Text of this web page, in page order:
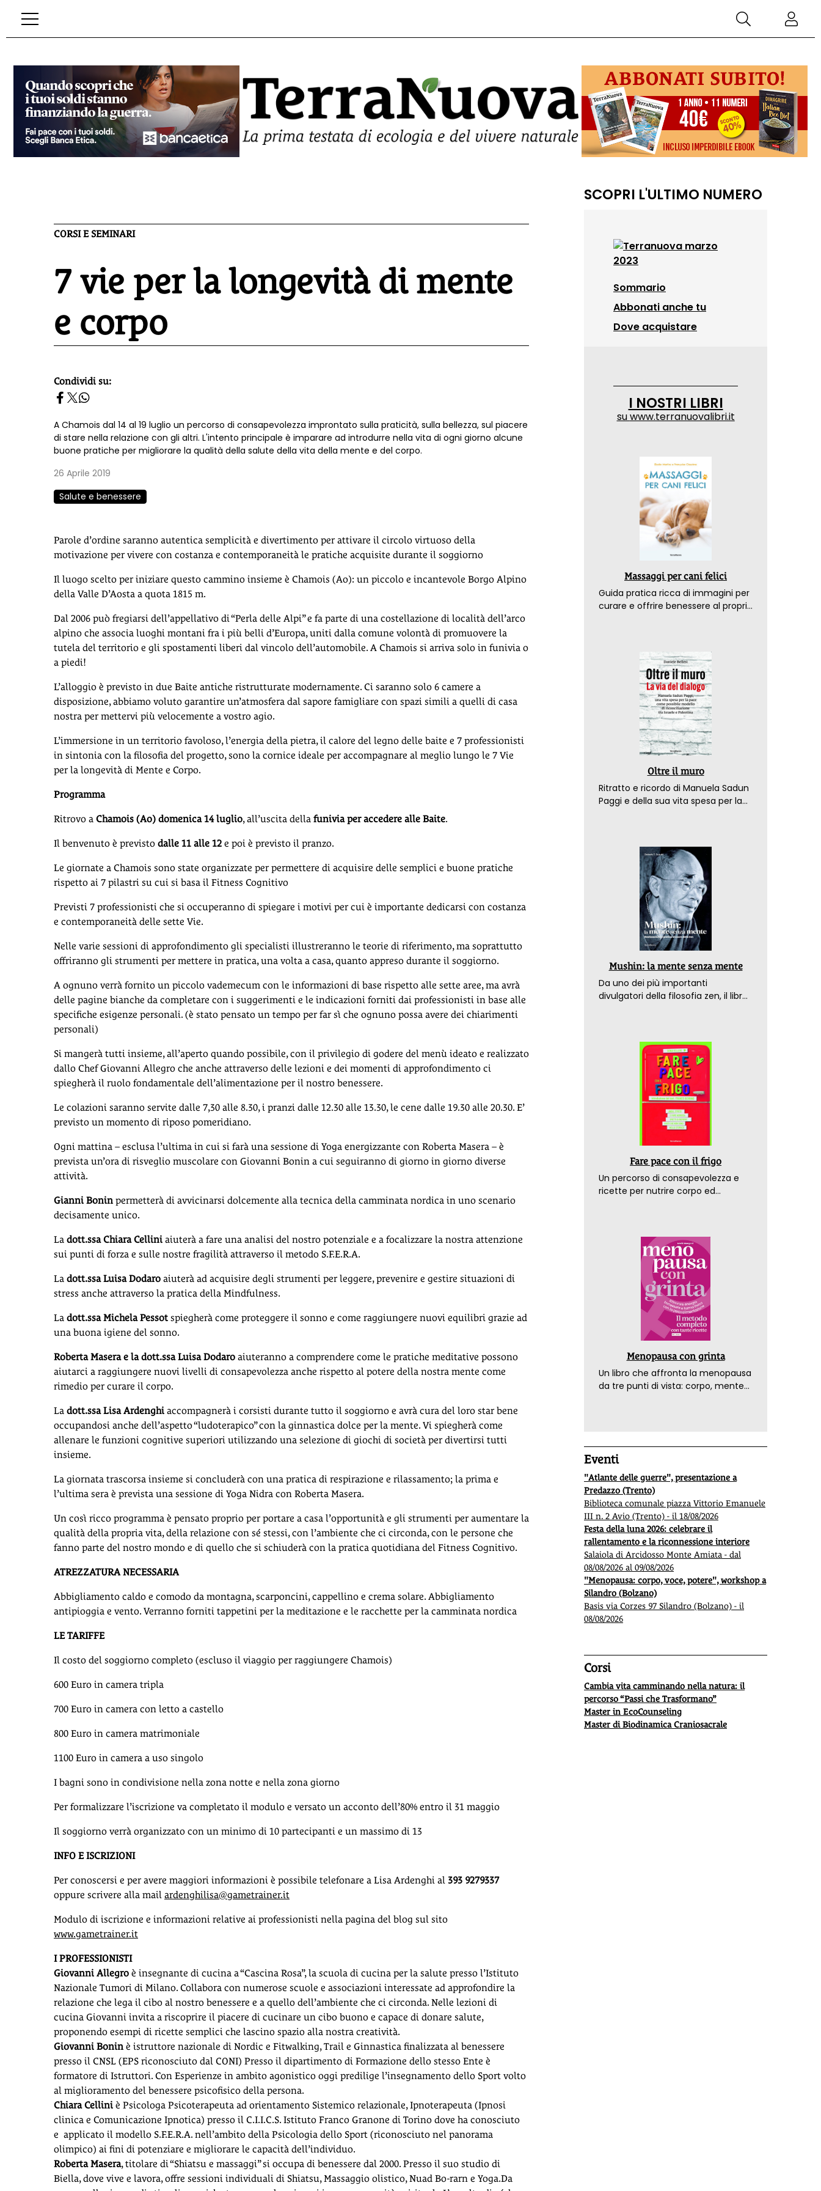
CORSI E SEMINARI
7 vie per la longevità di mente
e corpo
homepage h2
Condividi su:
A Chamois dal 14 al 19 luglio un percorso di consapevolezza improntato sulla praticità, sulla bellezza, sul piacere
di stare nella relazione con gli altri. L'intento principale è imparare ad introdurre nella vita di ogni giorno alcune
buone pratiche per migliorare la qualità della salute della vita della mente e del corpo.
26 Aprile 2019
Salute e benessere
Parole d’ordine saranno autentica semplicità e divertimento per attivare il circolo virtuoso della
motivazione per vivere con costanza e contemporaneità le pratiche acquisite durante il soggiorno
Il luogo scelto per iniziare questo cammino insieme è Chamois (Ao): un piccolo e incantevole Borgo Alpino
della Valle D’Aosta a quota 1815 m.
Dal 2006 può fregiarsi dell’appellativo di “Perla delle Alpi” e fa parte di una costellazione di località dell’arco
alpino che associa luoghi montani fra i più belli d’Europa, uniti dalla comune volontà di promuovere la
tutela del territorio e gli spostamenti liberi dal vincolo dell’automobile. A Chamois si arriva solo in funivia o
a piedi!
L’alloggio è previsto in due Baite antiche ristrutturate modernamente. Ci saranno solo 6 camere a
disposizione, abbiamo voluto garantire un’atmosfera dal sapore famigliare con spazi simili a quelli di casa
nostra per mettervi più velocemente a vostro agio.
L’immersione in un territorio favoloso, l’energia della pietra, il calore del legno delle baite e 7 professionisti
in sintonia con la filosofia del progetto, sono la cornice ideale per accompagnare al meglio lungo le 7 Vie
per la longevità di Mente e Corpo.
Programma
Ritrovo a Chamois (Ao) domenica 14 luglio, all’uscita della funivia per accedere alle Baite.
Il benvenuto è previsto dalle 11 alle 12 e poi è previsto il pranzo.
Le giornate a Chamois sono state organizzate per permettere di acquisire delle semplici e buone pratiche
rispetto ai 7 pilastri su cui si basa il Fitness Cognitivo
Previsti 7 professionisti che si occuperanno di spiegare i motivi per cui è importante dedicarsi con costanza
e contemporaneità delle sette Vie.
Nelle varie sessioni di approfondimento gli specialisti illustreranno le teorie di riferimento, ma soprattutto
offriranno gli strumenti per mettere in pratica, una volta a casa, quanto appreso durante il soggiorno.
A ognuno verrà fornito un piccolo vademecum con le informazioni di base rispetto alle sette aree, ma avrà
delle pagine bianche da completare con i suggerimenti e le indicazioni forniti dai professionisti in base alle
specifiche esigenze personali. (è stato pensato un tempo per far sì che ognuno possa avere dei chiarimenti
personali)
Si mangerà tutti insieme, all’aperto quando possibile, con il privilegio di godere del menù ideato e realizzato
dallo Chef Giovanni Allegro che anche attraverso delle lezioni e dei momenti di approfondimento ci
spiegherà il ruolo fondamentale dell’alimentazione per il nostro benessere.
Le colazioni saranno servite dalle 7,30 alle 8.30, i pranzi dalle 12.30 alle 13.30, le cene dalle 19.30 alle 20.30. E’
previsto un momento di riposo pomeridiano.
Ogni mattina – esclusa l’ultima in cui si farà una sessione di Yoga energizzante con Roberta Masera – è
prevista un’ora di risveglio muscolare con Giovanni Bonin a cui seguiranno di giorno in giorno diverse
attività.
Gianni Bonin permetterà di avvicinarsi dolcemente alla tecnica della camminata nordica in uno scenario
decisamente unico.
La dott.ssa Chiara Cellini aiuterà a fare una analisi del nostro potenziale e a focalizzare la nostra attenzione
sui punti di forza e sulle nostre fragilità attraverso il metodo S.F.E.R.A.
La dott.ssa Luisa Dodaro aiuterà ad acquisire degli strumenti per leggere, prevenire e gestire situazioni di
stress anche attraverso la pratica della Mindfulness.
La dott.ssa Michela Pessot spiegherà come proteggere il sonno e come raggiungere nuovi equilibri grazie ad
una buona igiene del sonno.
Roberta Masera e la dott.ssa Luisa Dodaro aiuteranno a comprendere come le pratiche meditative possono
aiutarci a raggiungere nuovi livelli di consapevolezza anche rispetto al potere della nostra mente come
rimedio per curare il corpo.
La dott.ssaLisa Ardenghi accompagnerà i corsisti durante tutto il soggiorno e avrà cura del loro star bene
occupandosi anche dell’aspetto “ludoterapico” con la ginnastica dolce per la mente. Vi spiegherà come
allenare le funzioni cognitive superiori utilizzando una selezione di giochi di società per divertirsi tutti
insieme.
La giornata trascorsa insieme si concluderà con una pratica di respirazione e rilassamento; la prima e
l’ultima sera è prevista una sessione di Yoga Nidra con Roberta Masera.
Un così ricco programma è pensato proprio per portare a casa l’opportunità e gli strumenti per aumentare la
qualità della propria vita, della relazione con sé stessi, con l’ambiente che ci circonda, con le persone che
fanno parte del nostro mondo e di quello che si schiuderà con la pratica quotidiana del Fitness Cognitivo.
ATREZZATURA NECESSARIA
Abbigliamento caldo e comodo da montagna, scarponcini, cappellino e crema solare. Abbigliamento
antipioggia e vento. Verranno forniti tappetini per la meditazione e le racchette per la camminata nordica
LE TARIFFE
Il costo del soggiorno completo (escluso il viaggio per raggiungere Chamois)
600 Euro in camera tripla
700 Euro in camera con letto a castello
800 Euro in camera matrimoniale
1100 Euro in camera a uso singolo
I bagni sono in condivisione nella zona notte e nella zona giorno
Per formalizzare l’iscrizione va completato il modulo e versato un acconto dell’80% entro il 31 maggio
Il soggiorno verrà organizzato con un minimo di 10 partecipanti e un massimo di 13
INFO E ISCRIZIONI
Per conoscersi e per avere maggiori informazioni è possibile telefonare a Lisa Ardenghi al 393 9279337
oppure scrivere alla mail ardenghilisa@gametrainer.it
Modulo di iscrizione e informazioni relative ai professionisti nella pagina del blog sul sito
www.gametrainer.it
I PROFESSIONISTI
Giovanni Allegro è insegnante di cucina a “Cascina Rosa”, la scuola di cucina per la salute presso l’Istituto
Nazionale Tumori di Milano. Collabora con numerose scuole e associazioni interessate ad approfondire la
relazione che lega il cibo al nostro benessere e a quello dell’ambiente che ci circonda. Nelle lezioni di
cucina Giovanni invita a riscoprire il piacere di cucinare un cibo buono e capace di donare salute,
proponendo esempi di ricette semplici che lascino spazio alla nostra creatività.
Giovanni Bonin è istruttore nazionale di Nordic e Fitwalking, Trail e Ginnastica finalizzata al benessere
presso il CNSL (EPS riconosciuto dal CONI) Presso il dipartimento di Formazione dello stesso Ente è
formatore di Istruttori. Con Esperienze in ambito agonistico oggi predilige l’insegnamento dello Sport volto
al miglioramento del benessere psicofisico della persona.
Chiara Cellini è Psicologa Psicoterapeuta ad orientamento Sistemico relazionale, Ipnoterapeuta (Ipnosi
clinica e Comunicazione Ipnotica) presso il C.I.I.C.S. Istituto Franco Granone di Torino dove ha conosciuto
e applicato il modello S.F.E.R.A. nell’ambito della Psicologia dello Sport (riconosciuto nel panorama
olimpico) ai fini di potenziare e migliorare le capacità dell’individuo.
Roberta Masera, titolare di “Shiatsu e massaggi” si occupa di benessere dal 2000. Presso il suo studio di
Biella, dove vive e lavora, offre sessioni individuali di Shiatsu, Massaggio olistico, Nuad Bo-rarn e Yoga.Da
SCOPRI L'ULTIMO NUMERO
Sommario
Abbonati anche tu
Dove acquistare
I NOSTRI LIBRI
suwww.terranuovalibri.it
Massaggi per cani felici
Guida pratica ricca di immagini per
curare e offrire benessere al proprio
Oltre il muro
Ritratto e ricordo di Manuela Sadun
Paggi e della sua vita spesa per la
Mushin: la mente senza mente
Da uno dei più importanti
divulgatori della filosofia zen, il libro
Fare pace con il frigo
Un percorso di consapevolezza e
ricette per nutrire corpo ed
Menopausa con grinta
Un libro che affronta la menopausa
da tre punti di vista: corpo, mente
Eventi
"Atlante delle guerre", presentazione a
Predazzo (Trento)
Biblioteca comunale piazza Vittorio Emanuele
III n. 2 Avio (Trento) - il 18/08/2026
Festa della luna 2026: celebrare il
rallentamento e la riconnessione interiore
Salaiola di Arcidosso Monte Amiata - dal
08/08/2026 al 09/08/2026
"Menopausa: corpo, voce, potere", workshop a
Silandro (Bolzano)
Basis via Corzes 97 Silandro (Bolzano) - il
08/08/2026
Corsi
Cambia vita camminando nella natura: il
percorso “Passi che Trasformano”
Master in EcoCounseling
Master di Biodinamica Craniosacrale